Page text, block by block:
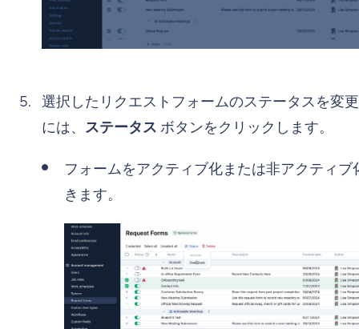
選択したリクエストフォームのステータスを変
には、 ステータス ボタンをクリックします。
フォームをアクティブ化または非アクティブ
きます。